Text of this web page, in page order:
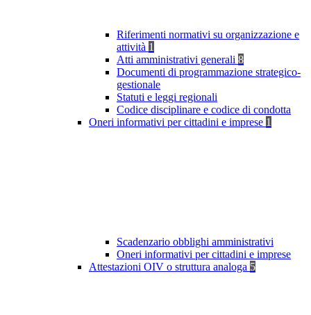
Riferimenti normativi su organizzazione e
attività 1
Atti amministrativi generali 8
Documenti di programmazione strategico-
gestionale
Statuti e leggi regionali
Codice disciplinare e codice di condotta
Oneri informativi per cittadini e imprese 1
Scadenzario obblighi amministrativi
Oneri informativi per cittadini e imprese
Attestazioni OIV o struttura analoga 5